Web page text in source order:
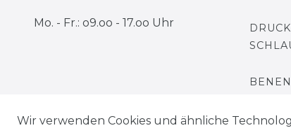
Mo. - Fr.: o9.oo - 17.oo Uhr
Wir verwenden Cookies und ähnliche